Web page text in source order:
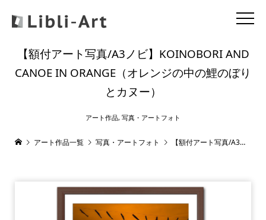
【額付アート写真/A3ノビ】KOINOBORI AND
CANOE IN ORANGE（オレンジの中の鯉のぼり
とカヌー）
アート作品, 写真・アートフォト
アート作品一覧 写真・アートフォト 【額付アート写真/A3ノビ】KOINOBORI AND CANOE IN ORANGE（オレンジの中の鯉のぼりとカヌー）